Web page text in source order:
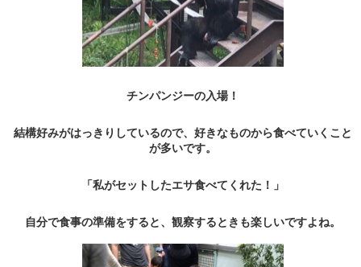
チンパンジーの入場！
結構好みがはっきりしているので、好きなものから食べていくこと
が多いです。
「私がセットしたエサ食べてくれた！」
自分で食事の準備をすると、観察するときも楽しいですよね。